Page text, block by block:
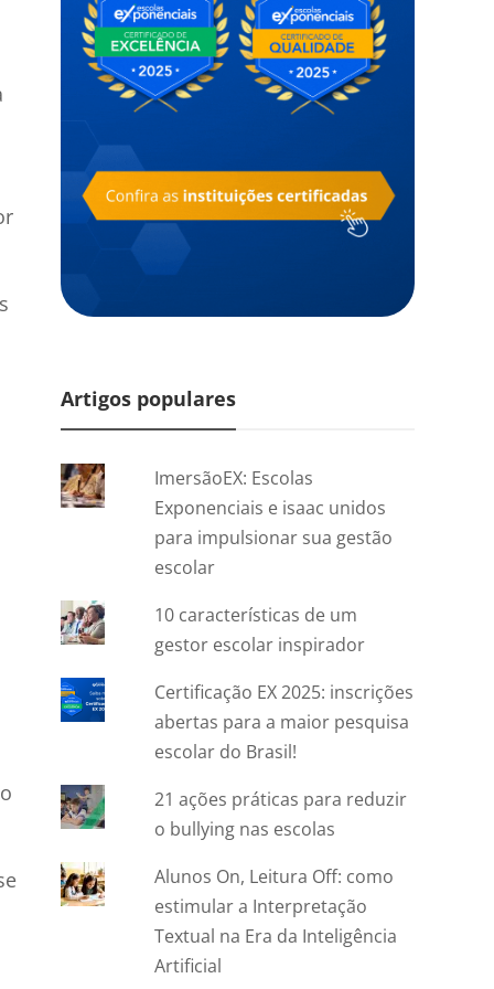
Artigos populares
ImersãoEX: Escolas
Exponenciais e isaac unidos
para impulsionar sua gestão
escolar
10 características de um
gestor escolar inspirador
Certificação EX 2025: inscrições
abertas para a maior pesquisa
escolar do Brasil!
21 ações práticas para reduzir
o bullying nas escolas
Alunos On, Leitura Off: como
estimular a Interpretação
Textual na Era da Inteligência
Artificial